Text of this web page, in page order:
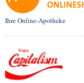
Ihre Online-Apotheke